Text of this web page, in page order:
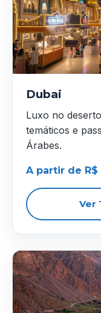
Dubai
Luxo no
temáticos e
Árabes.
A partir de R$
Ver